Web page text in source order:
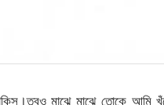
মাঝে মাঝে তোকে আমি